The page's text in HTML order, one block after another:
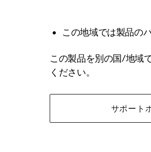
この地域では製品の
この製品を別の国/地域
ください。
サポート